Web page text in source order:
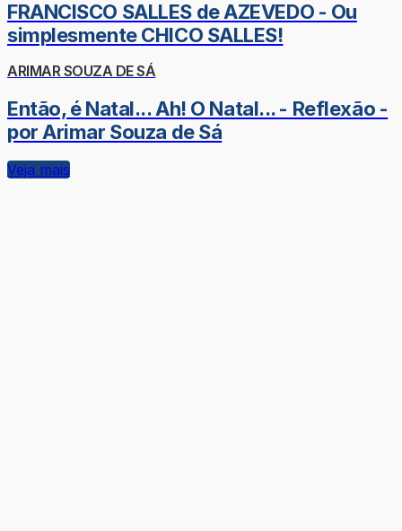
FRANCISCO SALLES de AZEVEDO - Ou
simplesmente CHICO SALLES!
ARIMAR SOUZA DE SÁ
Então, é Natal... Ah! O Natal... - Reflexão -
por Arimar Souza de Sá
Veja mais